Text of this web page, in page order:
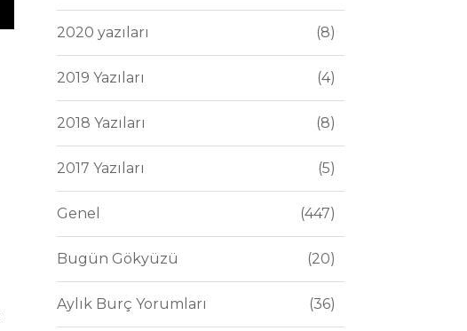
2020 yazıları 8
2019 Yazıları 4
2018 Yazıları 8
2017 Yazıları 5
Genel 447
Bugün Gökyüzü 20
Aylık Burç Yorumları 36